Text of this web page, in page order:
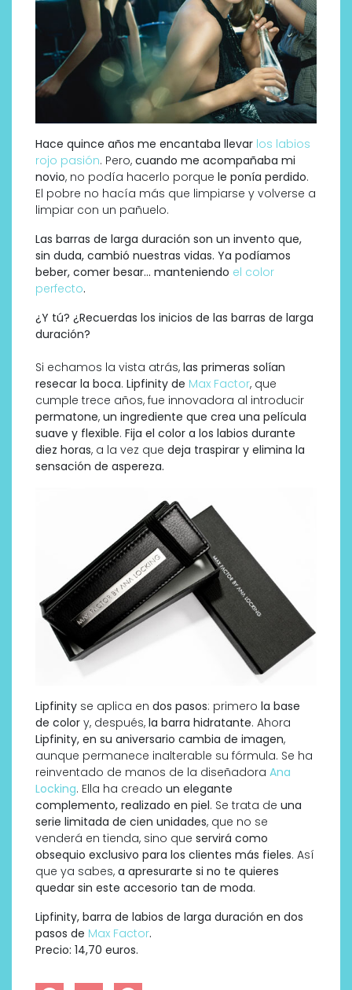
Hace quince años me encantaba llevar los labios
rojo pasión. Pero, cuando me acompañaba mi
novio, no podía hacerlo porque le ponía perdido.
El pobre no hacía más que limpiarse y volverse a
limpiar con un pañuelo.
Las barras de larga duración son un invento que,
sin duda, cambió nuestras vidas. Ya podíamos
beber, comer besar… manteniendo el color
perfecto.
¿Y tú? ¿Recuerdas los inicios de las barras de larga
duración?
Si echamos la vista atrás, las primeras solían
resecar la boca. Lipfinity de Max Factor, que
cumple trece años, fue innovadora al introducir
permatone, un ingrediente que crea una película
suave y flexible. Fija el color a los labios durante
diez horas, a la vez que deja traspirar y elimina la
sensación de aspereza.
Lipfinity se aplica en dos pasos: primero la base
de color y, después, la barra hidratante. Ahora
Lipfinity, en su aniversario cambia de imagen,
aunque permanece inalterable su fórmula. Se ha
reinventado de manos de la diseñadora Ana
Locking. Ella ha creado un elegante
complemento, realizado en piel. Se trata de una
serie limitada de cien unidades, que no se
venderá en tienda, sino que servirá como
obsequio exclusivo para los clientes más fieles. Así
que ya sabes, a apresurarte si no te quieres
quedar sin este accesorio tan de moda.
Lipfinity, barra de labios de larga duración en dos
pasos de Max Factor.
Precio: 14,70 euros.